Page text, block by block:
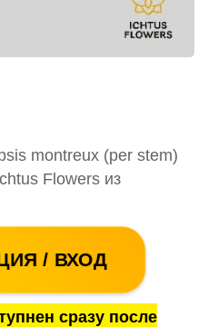
montreux (per stem)
Flowers из
/ ВХОД
сразу после